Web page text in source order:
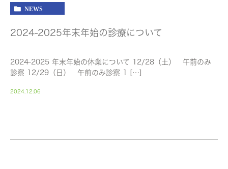
NEWS
2024-2025年末年始の診療について
2024-2025 年末年始の休業について 12/28（土） 午前のみ
診察 12/29（日） 午前のみ診察 1 […]
2024.12.06